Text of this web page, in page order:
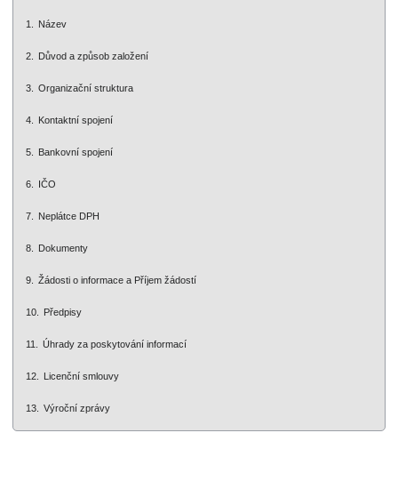
Název
Důvod a způsob založení
Organizační struktura
Kontaktní spojení
Bankovní spojení
IČO
Neplátce DPH
Dokumenty
Žádosti o informace a Příjem žádostí
Předpisy
Úhrady za poskytování informací
Licenční smlouvy
Výroční zprávy